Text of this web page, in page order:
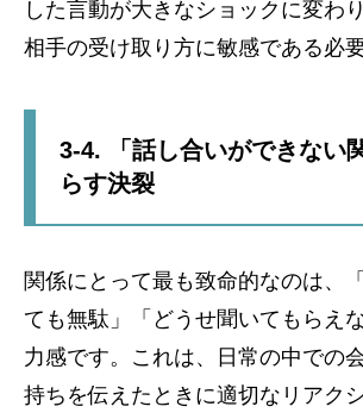
した言動が大きなショックに変わ
相手の受け取り方に敏感である必
3-4. 「話し合いができない
らす決裂
関係にとって最も致命的なのは、
ても無駄」「どうせ聞いてもらえ
力感です。これは、日常の中での
持ちを伝えたときに適切なリアク